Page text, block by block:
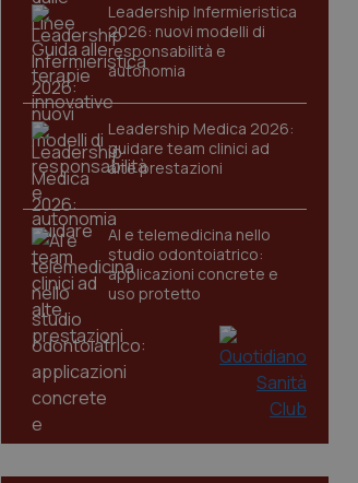
Leadership Infermieristica
2026: nuovi modelli di
responsabilità e
autonomia
Leadership Medica 2026:
guidare team clinici ad
alte prestazioni
AI e telemedicina nello
studio odontoiatrico:
applicazioni concrete e
uso protetto